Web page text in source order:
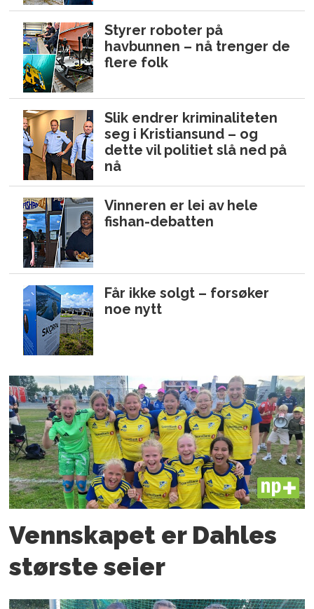
Styrer roboter på
havbunnen – nå trenger de
flere folk
Slik endrer kriminaliteten
seg i Kristiansund – og
dette vil politiet slå ned på
nå
Vinneren er lei av hele
fishan-debatten
Får ikke solgt – forsøker
noe nytt
PLUS
Vennskapet er Dahles
største seier